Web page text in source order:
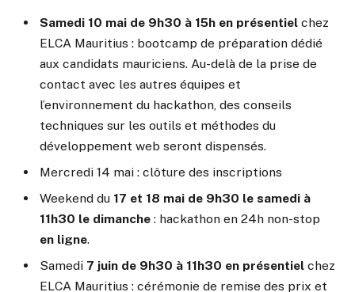
Samedi 10 mai de 9h30 à 15h en présentiel chez
ELCA Mauritius : bootcamp de préparation dédié
aux candidats mauriciens. Au-delà de la prise de
contact avec les autres équipes et
l’environnement du hackathon, des conseils
techniques sur les outils et méthodes du
développement web seront dispensés.
Mercredi 14 mai : clôture des inscriptions
Weekend du 17 et 18 mai de 9h30 le samedi à
11h30 le dimanche : hackathon en 24h non-stop
en ligne.
Samedi 7 juin de 9h30 à 11h30 en présentiel chez
ELCA Mauritius : cérémonie de remise des prix et